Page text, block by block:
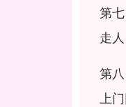
第
走
第
上